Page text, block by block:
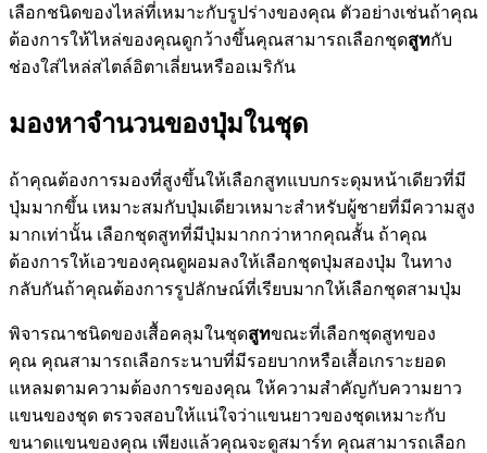
เลือกชนิดของไหล่ที่เหมาะกับรูปร่างของคุณ ตัวอย่างเช่นถ้าคุณ
ต้องการให้ไหล่ของคุณดูกว้างขึ้นคุณสามารถเลือกชุดสูทกับ
ช่องใส่ไหล่สไตล์อิตาเลี่ยนหรืออเมริกัน
มองหาจำนวนของปุ่มในชุด
ถ้าคุณต้องการมองที่สูงขึ้นให้เลือกสูทแบบกระดุมหน้าเดียวที่มี
ปุ่มมากขึ้น เหมาะสมกับปุ่มเดียวเหมาะสำหรับผู้ชายที่มีความสูง
มากเท่านั้น เลือกชุดสูทที่มีปุ่มมากกว่าหากคุณสั้น ถ้าคุณ
ต้องการให้เอวของคุณดูผอมลงให้เลือกชุดปุ่มสองปุ่ม ในทาง
กลับกันถ้าคุณต้องการรูปลักษณ์ที่เรียบมากให้เลือกชุดสามปุ่ม
พิจารณาชนิดของเสื้อคลุมในชุดสูทขณะที่เลือกชุดสูทของ
คุณ คุณสามารถเลือกระนาบที่มีรอยบากหรือเสื้อเกราะยอด
แหลมตามความต้องการของคุณ ให้ความสำคัญกับความยาว
แขนของชุด ตรวจสอบให้แน่ใจว่าแขนยาวของชุดเหมาะกับ
ขนาดแขนของคุณ เพียงแล้วคุณจะดูสมาร์ท คุณสามารถเลือก